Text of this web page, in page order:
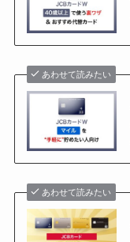
あわせて読みたい
あわせて読みたい